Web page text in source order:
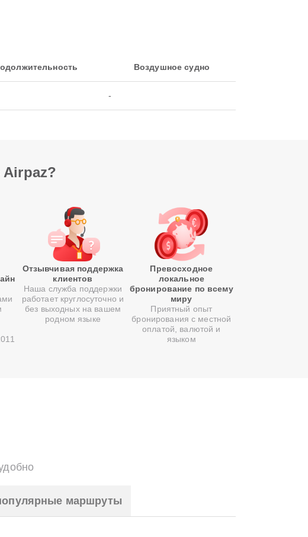
Воздушное судно
-
Отзывчивая поддержка
клиентов
Наша служба поддержки
работает круглосуточно и
без выходных на вашем
родном языке
Превосходное
локальное
бронирование по всему
миру
Приятный опыт
бронирования с местной
оплатой, валютой и
языком
маршруты